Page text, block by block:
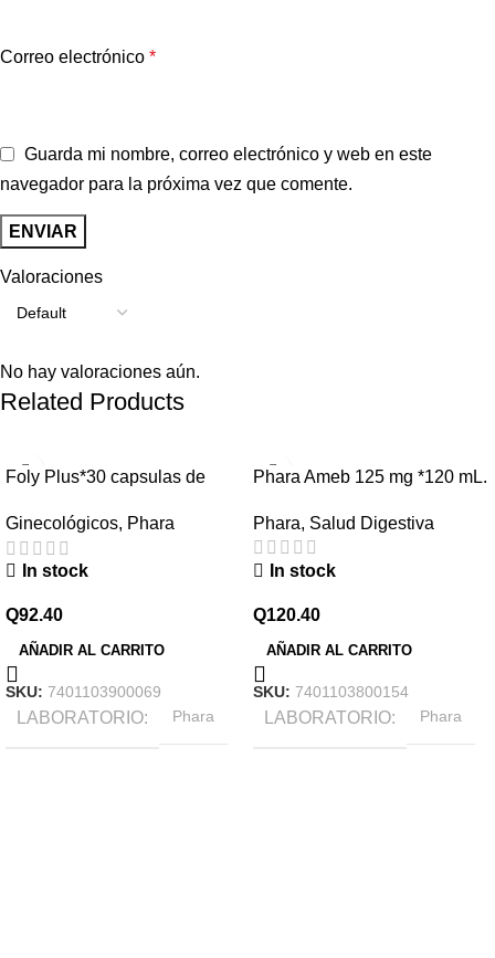
Valoraciones
No hay valoraciones aún.
Correo electrónico *
Guarda mi nombre, correo electrónico y web en este
navegador para la próxima vez que comente.
Related Products
Foly Plus*30 capsulas de
Ginecológicos, Phara
In stock
Q92.40
AÑADIR AL CARRITO
SKU: 7401103900069
LABORATORIO Phara
Phara Ameb 125 mg *120 mL.
Phara, Salud Digestiva
In stock
Q120.40
AÑADIR AL CARRITO
SKU: 7401103800154
LABORATORIO Phara